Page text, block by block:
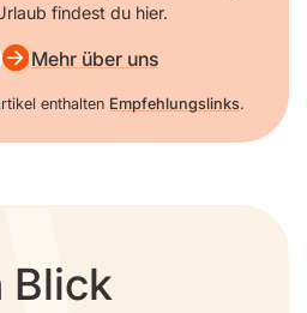
findest du hier.
Mehr über uns
enthalten Empfehlungslinks.
Blick